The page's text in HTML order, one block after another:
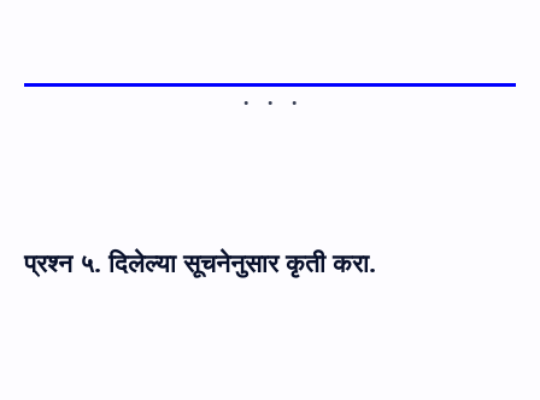
प्रश्न ५. दिलेल्या सूचनेनुसार कृती करा.